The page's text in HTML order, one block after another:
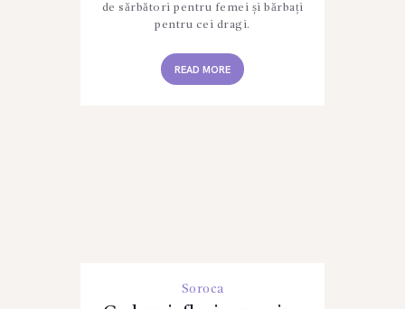
de sărbători pentru femei și bărbați
pentru cei dragi.
READ MORE
Soroca